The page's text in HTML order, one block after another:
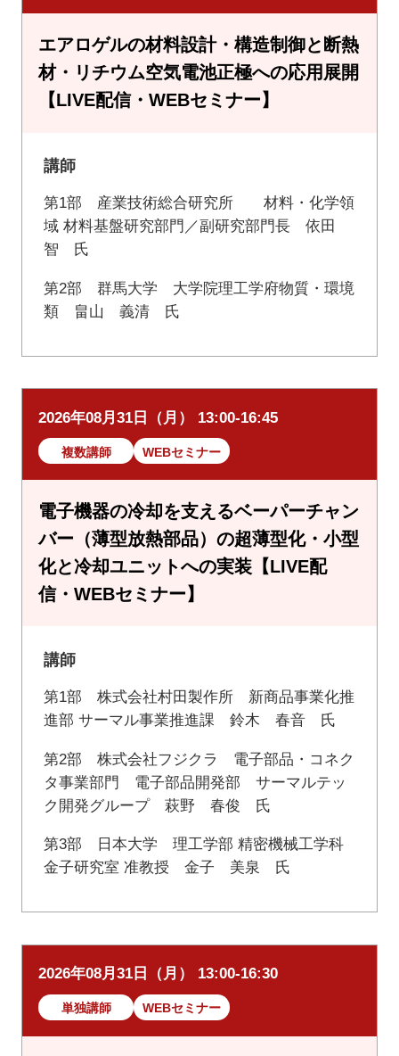
エアロゲルの材料設計・構造制御と断熱
材・リチウム空気電池正極への応用展開
【LIVE配信・WEBセミナー】
講師
第1部 産業技術総合研究所 材料・化学領
域 材料基盤研究部門／副研究部門長 依田
智 氏
第2部 群馬大学 大学院理工学府物質・環境
類 畠山 義清 氏
2026年08月31日（月） 13:00-16:45
複数講師 WEBセミナー
電子機器の冷却を支えるベーパーチャン
バー（薄型放熱部品）の超薄型化・小型
化と冷却ユニットへの実装【LIVE配
信・WEBセミナー】
講師
第1部 株式会社村田製作所 新商品事業化推
進部 サーマル事業推進課 鈴木 春音 氏
第2部 株式会社フジクラ 電子部品・コネク
タ事業部門 電子部品開発部 サーマルテッ
ク開発グループ 萩野 春俊 氏
第3部 日本大学 理工学部 精密機械工学科
金子研究室 准教授 金子 美泉 氏
2026年08月31日（月） 13:00-16:30
単独講師 WEBセミナー